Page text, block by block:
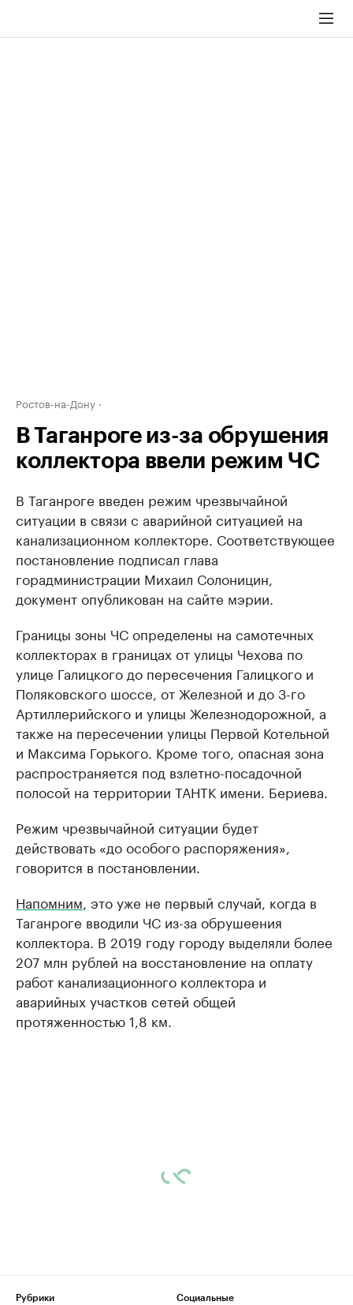
Ростов-на-Дону
В Таганроге из-за обрушения
коллектора ввели режим ЧС
В Таганроге введен режим чрезвычайной
ситуации в связи с аварийной ситуацией на
канализационном коллекторе. Соответствующее
постановление подписал глава
горадминистрации Михаил Солоницин,
документ опубликован на сайте мэрии.
Границы зоны ЧС определены на самотечных
коллекторах в границах от улицы Чехова по
улице Галицкого до пересечения Галицкого и
Поляковского шоссе, от Железной и до 3-го
Артиллерийского и улицы Железнодорожной, а
также на пересечении улицы Первой Котельной
и Максима Горького. Кроме того, опасная зона
распространяется под взлетно-посадочной
полосой на территории ТАНТК имени. Бериева.
Режим чрезвычайной ситуации будет
действовать «до особого распоряжения»,
говорится в постановлении.
Напомним , это уже не первый случай, когда в
Таганроге вводили ЧС из-за обрушеения
коллектора. В 2019 году городу выделяли более
207 млн рублей на восстановление на оплату
работ канализационного коллектора и
аварийных участков сетей общей
протяженностью 1,8 км.
Рубрики
Социальные